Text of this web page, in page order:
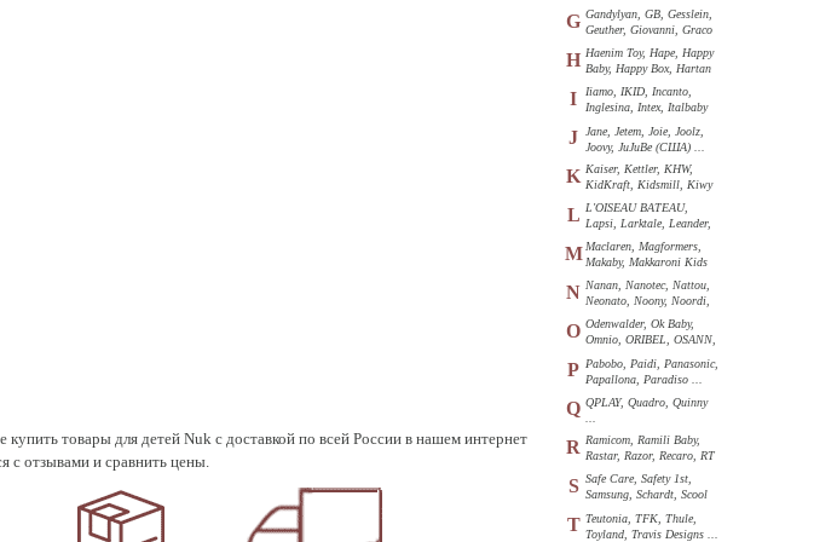
товары для детей Nuk с доставкой по всей России в нашем интернет
с отзывами и сравнить цены.
G Gandylyan, GB, Gesslein,
Geuther, Giovanni, Graco
H Haenim Toy, Hape, Happy
Baby, Happy Box, Hartan
I
Iiamo, IKID, Incanto,
Inglesina, Intex, Italbaby
J
Jane, Jetem, Joie, Joolz,
Joovy, JuJuBe (США) ...
K Kaiser, Kettler, KHW,
KidKraft, Kidsmill, Kiwy
L L'OISEAU BATEAU,
Lapsi, Larktale, Leander,
M Maclaren, Magformers,
Makaby, Makkaroni Kids
N Nanan, Nanotec, Nattou,
Neonato, Noony, Noordi,
O Odenwalder, Ok Baby,
Omnio, ORIBEL, OSANN,
P Pabobo, Paidi, Panasonic,
Papallona, Paradiso ...
Q QPLAY, Quadro, Quinny
R Ramicom, Ramili Baby,
Rastar, Razor, Recaro, RT
S Safe Care, Safety 1st,
Samsung, Schardt, Scool
T Teutonia, TFK, Thule,
Toyland, Travis Designs ...